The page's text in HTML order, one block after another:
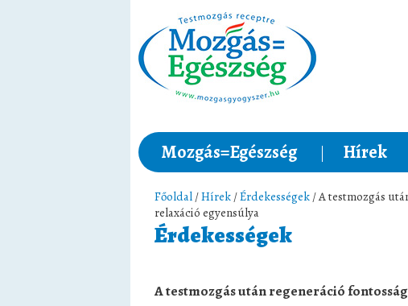
Mozgás=Egészség Hírek
Főoldal /Hírek /Érdekességek / A testmozgás
relaxáció egyensúlya
Érdekességek
A testmozgás után regeneráció